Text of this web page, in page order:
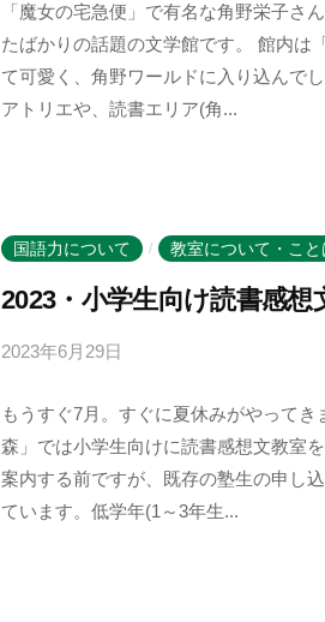
k
o
t
o
o
o
u
e
「魔女の宅急便」で有名な角野栄子さ
たばかりの話題の文学館です。 館内は
て可愛く、角野ワールドに入り込んで
アトリエや、読書エリア(角...
国語力について / 教室について・こと
2023・小学生向け読書感想
2023年6月29日
k
o
t
o
もうすぐ7月。すぐに夏休みがやって
森」では小学生向けに読書感想文教室
案内する前ですが、既存の塾生の申し
ています。低学年(1～3年生...